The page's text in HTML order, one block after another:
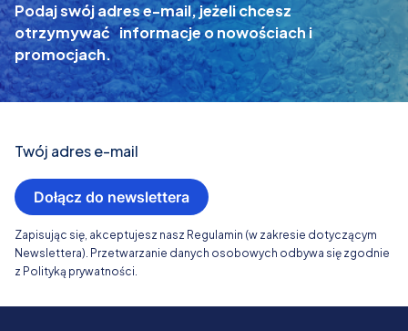
Podaj swój adres e-mail, jeżeli chcesz
otrzymywać informacje o nowościach i
promocjach.
Twój adres e-mail
Dołącz do newslettera
Zapisując się, akceptujesz nasz Regulamin (w zakresie dotyczącym
Newslettera). Przetwarzanie danych osobowych odbywa się zgodnie
z Polityką prywatności.